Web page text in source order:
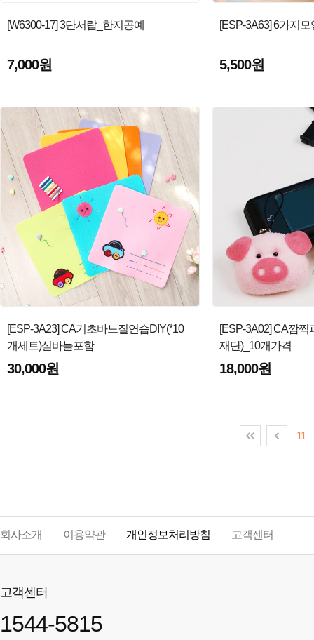
[W6300-17] 3단서랍_한지공예
7,000원
[ESP-3A63] 6가지
5,500원
[ESP-3A23] CA기초바느질연습DIY(*10
개세트)실바늘포함
30,000원
[ESP-3A02] CA깜
재단)_10개가격
18,000원
11
회사소개 이용약관 개인정보처리방침 고객센터
고객센터
1544-5815